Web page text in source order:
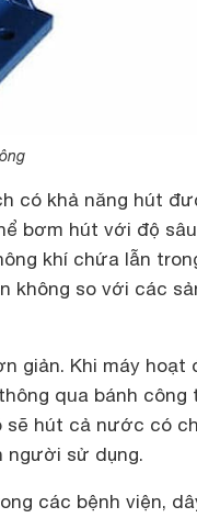
có khả năng hút
bơm hút với độ
khí chứa lẫn
không so với các
giản. Khi máy hoạt
qua bánh công
sẽ hút cả nước có
người sử dụng.
các bệnh viện,